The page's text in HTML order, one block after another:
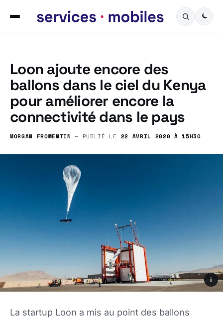
Loon ajoute encore des
ballons dans le ciel du Kenya
pour améliorer encore la
connectivité dans le pays
MORGAN FROMENTIN — PUBLIÉ LE 22 AVRIL 2020 À 15H30
i
La startup Loon a mis au point des ballons